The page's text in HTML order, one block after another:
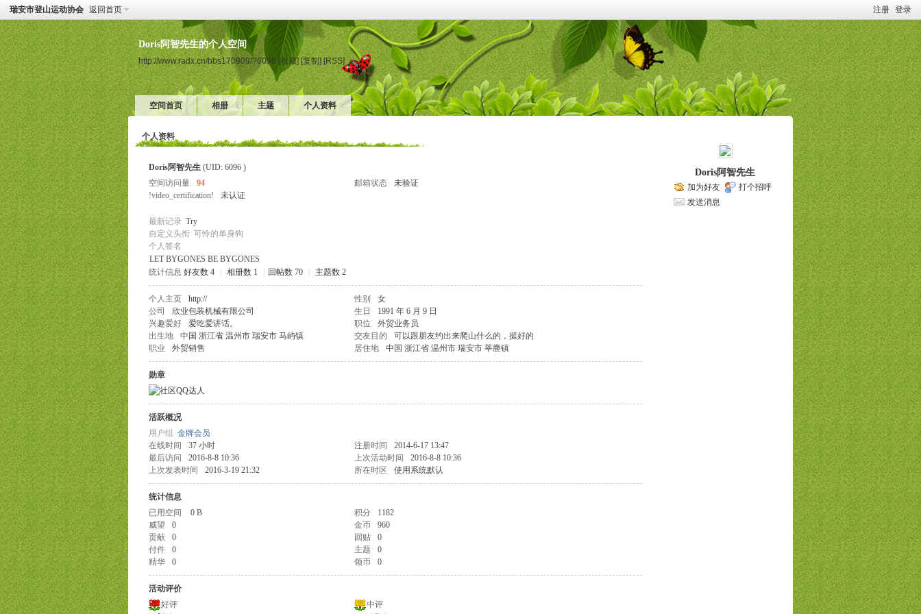
注册 登录
瑞安市登山运动协会 返回首页
Doris阿智先生的个人空间
http://www.radx.cn/bbs170909/?6096 [收藏] [复制] [RSS]
空间首页 相册 主题 个人资料
个人资料
Doris阿智先生 (UID: 6096 )
空间访问量
94 邮箱状态
未验证
!video_certification!
未认证
最新记录 Try
自定义头衔 可怜的单身狗
个人签名
LET BYGONES BE BYGONES
统计信息 好友数 4 相册数 1 回帖数 70 主题数 2
个人主页 http:// 性别
女
公司
欣业包装机械有限公司 生日
1991 年 6 月 9 日
兴趣爱好
爱吃爱讲话。 职位
外贸业务员
出生地
中国 浙江省 温州市 瑞安市 马屿镇 交友目的
可以跟朋友约出来爬山什么的，挺好的
职业
外贸销售 居住地 中国 浙江省 温州市 瑞安市 莘塍镇
勋章
活跃概况
用户组 金牌会员
在线时间
37 小时 注册时间
2014-6-17 13:47
最后访问
2016-8-8 10:36 上次活动时间
2016-8-8 10:36
上次发表时间
2016-3-19 21:32 所在时区 使用系统默认
统计信息
已用空间
0 B 积分
1182
威望
0 金币
960
贡献
0 回贴
0
付件
0 主题
0
精华
0 领币 0
活动评价
好评
中评
Doris阿智先生
加为好友
打个招呼
发送消息